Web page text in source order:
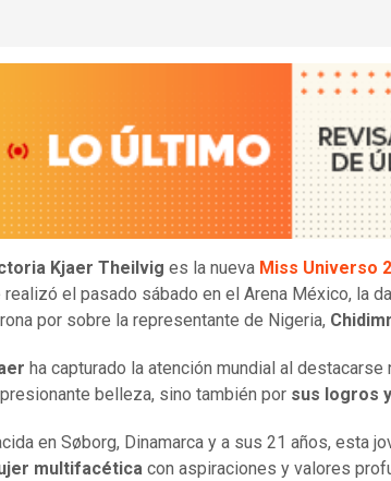
Kjaer Theilvig es la nueva Miss Universo
realizó el pasado sábado en el Arena México, la
por sobre la representante de Nigeria,
ha capturado la atención mundial al destacarse
belleza, sino también por sus logros
en Søborg, Dinamarca y a sus 21 años, esta
multifacética con aspiraciones y valores